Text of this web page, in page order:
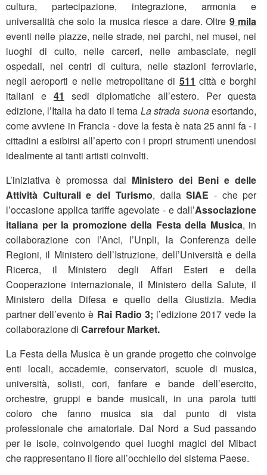
cultura, partecipazione, integrazione, armonia e
universalità che solo la musica riesce a dare. Oltre 9 mila
eventi nelle piazze, nelle strade, nei parchi, nei musei, nei
luoghi di culto, nelle carceri, nelle ambasciate, negli
ospedali, nei centri di cultura, nelle stazioni ferroviarie,
negli aeroporti e nelle metropolitane di 511 città e borghi
italiani e 41
sedi diplomatiche all’estero. Per questa
edizione, l’Italia ha dato il tema La strada suonaesortando,
come avviene in Francia - dove la festa è nata 25 anni fa - i
cittadini a esibirsi all’aperto con i propri strumenti unendosi
idealmente ai tanti artisti coinvolti.
L’iniziativa è promossa dal Ministero dei Beni e delle
Attività Culturali e del Turismo, dallaSIAE - che per
l’occasione applica tariffe agevolate - e dall’Associazione
italiana per la promozione della Festa della Musica, in
collaborazione con l’Anci, l’Unpli, la Conferenza delle
Regioni, il Ministero dell’Istruzione, dell’Università e della
Ricerca, il Ministero degli Affari Esteri e della
Cooperazione internazionale, il Ministero della Salute, il
Ministero della Difesa e quello della Giustizia. Media
partner dell’evento è Rai Radio 3; l’edizione 2017 vede la
collaborazione di Carrefour Market.
La Festa della Musica è un grande progetto che coinvolge
enti locali, accademie, conservatori, scuole di musica,
università, solisti, cori, fanfare e bande dell’esercito,
orchestre, gruppi e bande musicali, in una parola tutti
coloro che fanno musica sia dal punto di vista
professionale che amatoriale. Dal Nord a Sud passando
per le isole, coinvolgendo quei luoghi magici del Mibact
che rappresentano il fiore all’occhiello del sistema Paese.